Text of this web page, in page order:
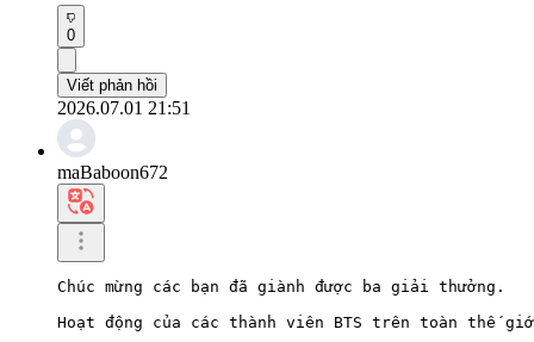
0
Viết phản hồi
2026.07.01 21:51
maBaboon672
Chúc mừng các bạn đã giành được ba giải thưởng.
Hoạt động của các thành viên BTS trên toàn thế